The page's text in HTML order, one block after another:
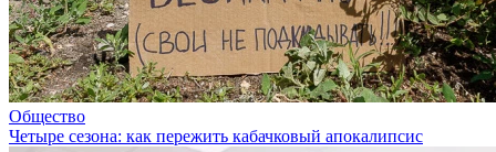
Общество
Четыре сезона: как пережить кабачковый апокалипсис